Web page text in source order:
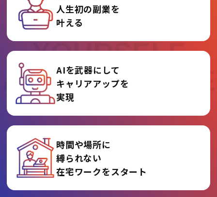
REINVENT
YOURSELF
AT AI COLLEGE
人生初の副業を
叶える
AIを武器にして
キャリアアップを
実現
時間や場所に
縛られない
在宅ワークをスタート